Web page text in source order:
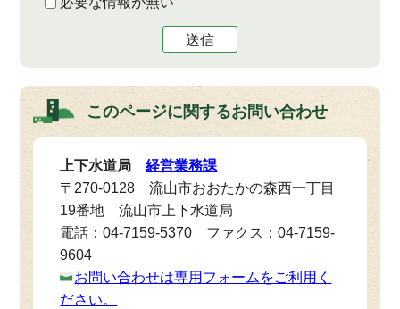
送信
このページに関するお問い合わせ
上下水道局経営業務課
〒270-0128 流山市おおたかの森西一丁目
19番地 流山市上下水道局
電話：04-7159-5370 ファクス：04-7159-
9604
お問い合わせは専用フォームをご利用く
ださい。